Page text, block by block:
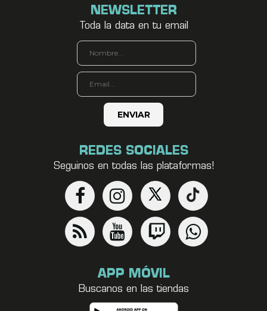
NEWSLETTER
Toda la data en tu email
REDES SOCIALES
Seguinos en todas las plataformas!
APP MÓVIL
Buscanos en las tiendas